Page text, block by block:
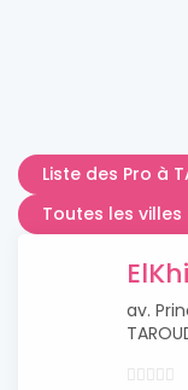
Liste des Pro à
Toutes les
av.